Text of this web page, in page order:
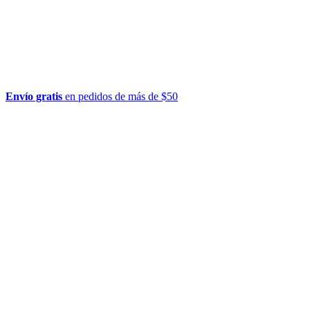
Envío gratis en pedidos de más de $50